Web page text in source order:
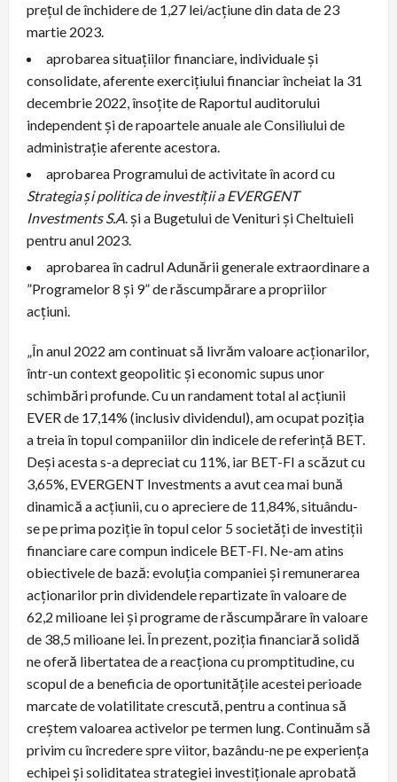
prețul de închidere de 1,27 lei/acțiune din data de 23
martie 2023.
aprobarea situațiilor financiare, individuale și
consolidate, aferente exercițiului financiar încheiat la 31
decembrie 2022, însoțite de Raportul auditorului
independent și de rapoartele anuale ale Consiliului de
administrație aferente acestora.
aprobarea Programului de activitate în acord cu
Strategia și politica de investiții a EVERGENT
Investments S.A. și a Bugetului de Venituri și Cheltuieli
pentru anul 2023.
aprobarea în cadrul Adunării generale extraordinare a
”Programelor 8 și 9” de răscumpărare a propriilor
acțiuni.
„În anul 2022 am continuat să livrăm valoare acționarilor,
într-un context geopolitic și economic supus unor
schimbări profunde. Cu un randament total al acțiunii
EVER de 17,14% (inclusiv dividendul), am ocupat poziția
a treia în topul companiilor din indicele de referință BET.
Deși acesta s-a depreciat cu 11%, iar BET-FI a scăzut cu
3,65%, EVERGENT Investments a avut cea mai bună
dinamică a acțiunii, cu o apreciere de 11,84%, situându-
se pe prima poziție în topul celor 5 societăți de investiții
financiare care compun indicele BET-FI. Ne-am atins
obiectivele de bază: evoluția companiei și remunerarea
acționarilor prin dividendele repartizate în valoare de
62,2 milioane lei și programe de răscumpărare în valoare
de 38,5 milioane lei. În prezent, poziția financiară solidă
ne oferă libertatea de a reacționa cu promptitudine, cu
scopul de a beneficia de oportunitățile acestei perioade
marcate de volatilitate crescută, pentru a continua să
creștem valoarea activelor pe termen lung. Continuăm să
privim cu încredere spre viitor, bazându-ne pe experiența
echipei și soliditatea strategiei investiționale aprobată